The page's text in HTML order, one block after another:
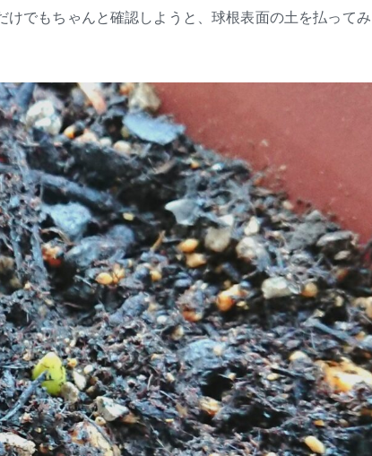
でもちゃんと確認しようと、球根表面の土を払ってみ